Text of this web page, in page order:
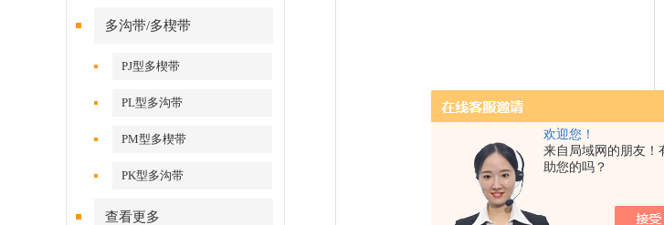
欢迎您！
来自局域网的朋友！
助您的吗？
多沟带/多楔带
PJ型多楔带
PL型多沟带
PM型多楔带
PK型多沟带
查看更多